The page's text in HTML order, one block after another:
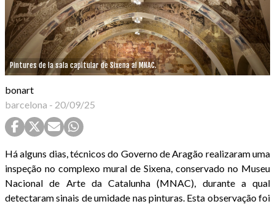
Pintures de la sala capitular de Sixena al MNAC.
bonart
barcelona - 20/09/25
Há alguns dias, técnicos do Governo de Aragão realizaram uma
inspeção no complexo mural de Sixena, conservado no Museu
Nacional de Arte da Catalunha (MNAC), durante a qual
detectaram sinais de umidade nas pinturas. Esta observação foi